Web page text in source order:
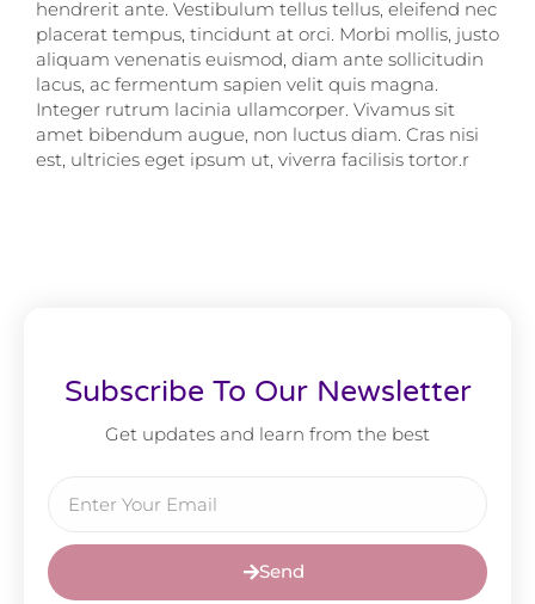
hendrerit ante. Vestibulum tellus tellus, eleifend nec
placerat tempus, tincidunt at orci. Morbi mollis, justo
aliquam venenatis euismod, diam ante sollicitudin
lacus, ac fermentum sapien velit quis magna.
Integer rutrum lacinia ullamcorper. Vivamus sit
amet bibendum augue, non luctus diam. Cras nisi
est, ultricies eget ipsum ut, viverra facilisis tortor.r
Subscribe To Our Newsletter
Get updates and learn from the best
Send